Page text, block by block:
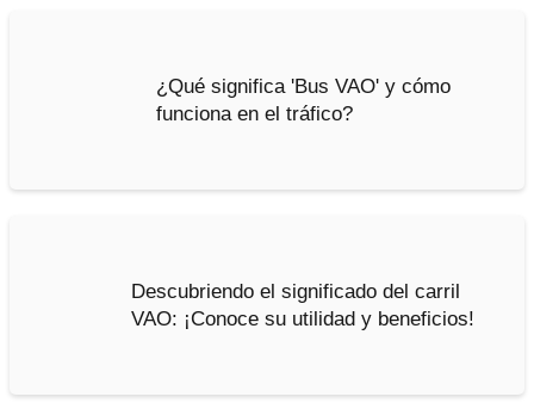
¿Qué significa 'Bus VAO' y cómo
funciona en el tráfico?
Descubriendo el significado del carril
VAO: ¡Conoce su utilidad y beneficios!